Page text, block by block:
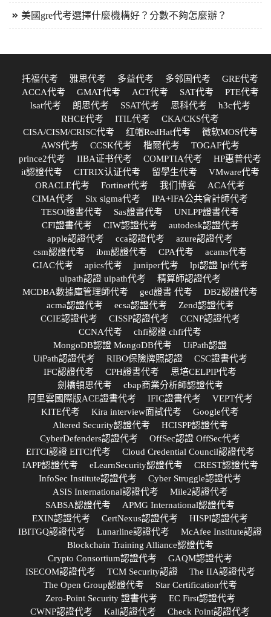
美國gre代考選擇什麼機構好？分數不夠怎麼辦？
托福代考 雅思代考 多益代考 多邻国代考
GRE代考
ACCA代考
GMAT代考 ACT代考 SAT代考
PTE代考
lsat代考
朗思代考 SSAT代考 思科代考
h3c代考
RHCE代考
ITIL代考
CKA/CKS代考
CISA/CISM/CRISC代考
红帽RedHat代考
微软MOS代考
AWS代考
CCSK代考 楷爾代考
TOGAF代考
prince2代考
IIBA证书代考 COMPTIA代考
HP惠普代考
it認證代考
CITRIX认证代考 留學生代考
VMware代考
ORACLE代考
Fortinet代考 我们博客
ACA代考
CIMA代考
Six sigma代考
IPA+IFA公共會計師代考
TESOl證書代考
Sas證書代考
UNLPP證書代考
CFI證書代考
CIW認證代考
autodesk認證代考
apple認證代考
cca認證代考
azure認證代考
csm認證代考
ibm認證代考 CPA代考
acams代考
GIAC代考
apics代考 juniper代考
lpi認證 lpi代考
uipath認證 uipath代考
精算師認證代考
MCDBA數據庫管理師代考
ged證書 代考
DB2認證代考
acma認證代考
ecsa認證代考
Zend認證代考
CCIE認證代考
CISSP認證代考
CCNP認證代考
CCNA代考
chfi認證 chfi代考
MongoDB認證 MongoDB代考
UiPath認證
UiPath認證代考
RIBO保險牌照認證
CSC證書代考
IFC認證代考
CPH證書代考
思培CELPIP代考
劍橋領思代考
cbap商業分析師認證代考
阿里雲國際版ACE證書代考
IFIC證書代考
VEPT代考
KITE代考
Kira interview面試代考
Google代考
Altered Security認證代考
HCISPP認證代考
CyberDefenders認證代考
OffSec認證 OffSec代考
EITCI認證 EITCI代考
Cloud Credential Council認證代考
IAPP認證代考
eLearnSecurity認證代考
CREST認證代考
InfoSec Institute認證代考
Cyber Struggle認證代考
ASIS International認證代考
Mile2認證代考
SABSA認證代考
APMG International認證代考
EXIN認證代考
CertNexus認證代考
HISPI認證代考
IBITGQ認證代考
Lunarline認證代考
McAfee Institute認證
Blockchain Training Alliance認證代考
Crypto Consortium認證代考
GAQM認證代考
ISECOM認證代考
TCM Security認證
The IIA認證代考
The Open Group認證代考
Star Certification代考
Zero-Point Security 證書代考
EC First認證代考
CWNP認證代考
Kali認證代考
Check Point認證代考